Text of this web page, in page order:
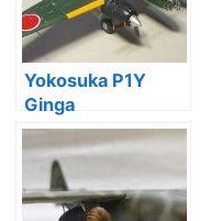
Yokosuka P1Y
Ginga